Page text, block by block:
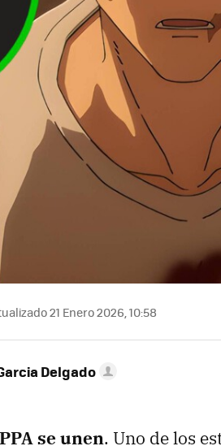
21 Enero 2026, 10:58
Delgado
se unen. Uno de los